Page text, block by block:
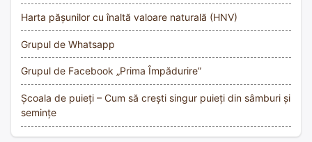
Harta pășunilor cu înaltă valoare naturală (HNV)
Grupul de Whatsapp
Grupul de Facebook „Prima Împădurire”
Școala de puieți – Cum să crești singur puieți din sâmburi și
semințe